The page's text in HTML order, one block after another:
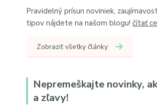
Pravidelný prísun noviniek,
tipov nájdete na našom blogu! čítať
Zobraziť všetky články
Nepremeškajte novinky,
a zľavy!